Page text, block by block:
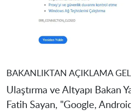
BAKANLIKTAN AÇIKLAMA
Ulaştırma ve Altyapı Bakan
Fatih Sayan, "Google,